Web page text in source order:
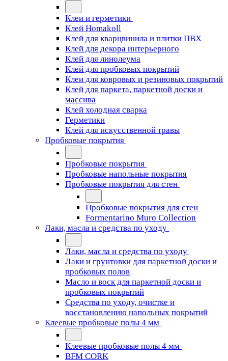
Клеи и герметики
Клей Homakoll
Клей для кварцвинила и плитки ПВХ
Клей для декора интерьерного
Клей для линолеума
Клей для пробковых покрытий
Клеи для ковровых и резиновых покрытий
Клей для паркета, паркетной доски и
массива
Клей холодная сварка
Герметики
Клей для искусственной травы
Пробковые покрытия
Пробковые покрытия
Пробковые напольные покрытия
Пробковые покрытия для стен
Пробковые покрытия для стен
Formentarino Muro Collection
Лаки, масла и средства по уходу
Лаки, масла и средства по уходу
Лаки и грунтовки для паркетной доски и
пробковых полов
Масло и воск для паркетной доски и
пробковых покрытий
Средства по уходу, очистке и
восстановлению напольных покрытий
Клеевые пробковые полы 4 мм
Клеевые пробковые полы 4 мм
BFM CORK